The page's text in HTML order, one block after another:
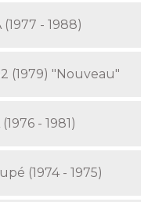
- 1988)
(1979) "Nouveau"
- 1981)
(1974 - 1975)